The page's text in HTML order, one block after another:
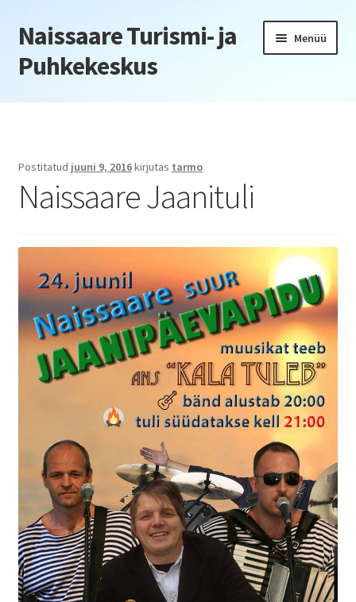
Liigu
navigeerimisele
Liigu
sisu
juurde
Naissaare Turismi- ja
Puhkekeskus
Menüü
Esileht
Jõulupeod
Konverentsid
Õppepäevad
Seminarid
Talvepäevad
Ürituste korraldamine
Info
Ajaloost
Postitatud juuni 9, 2016kirjutas tarmo
Naissaare Jaanituli